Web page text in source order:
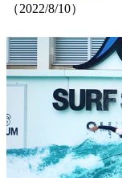
（2022/8/10）